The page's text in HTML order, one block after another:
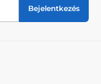
Bejelentkezés